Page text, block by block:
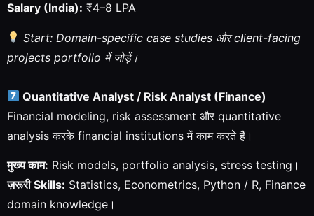
Salary (India): ₹4–8 LPA
Start: Domain-specific case studies और client-facing
projects portfolio में जोड़ें।
Quantitative Analyst / Risk Analyst (Finance)
Financial modeling, risk assessment और quantitative
analysis करके financial institutions में काम करते हैं।
मुख्य काम: Risk models, portfolio analysis, stress testing।
ज़रूरी Skills: Statistics, Econometrics, Python / R, Finance
domain knowledge।